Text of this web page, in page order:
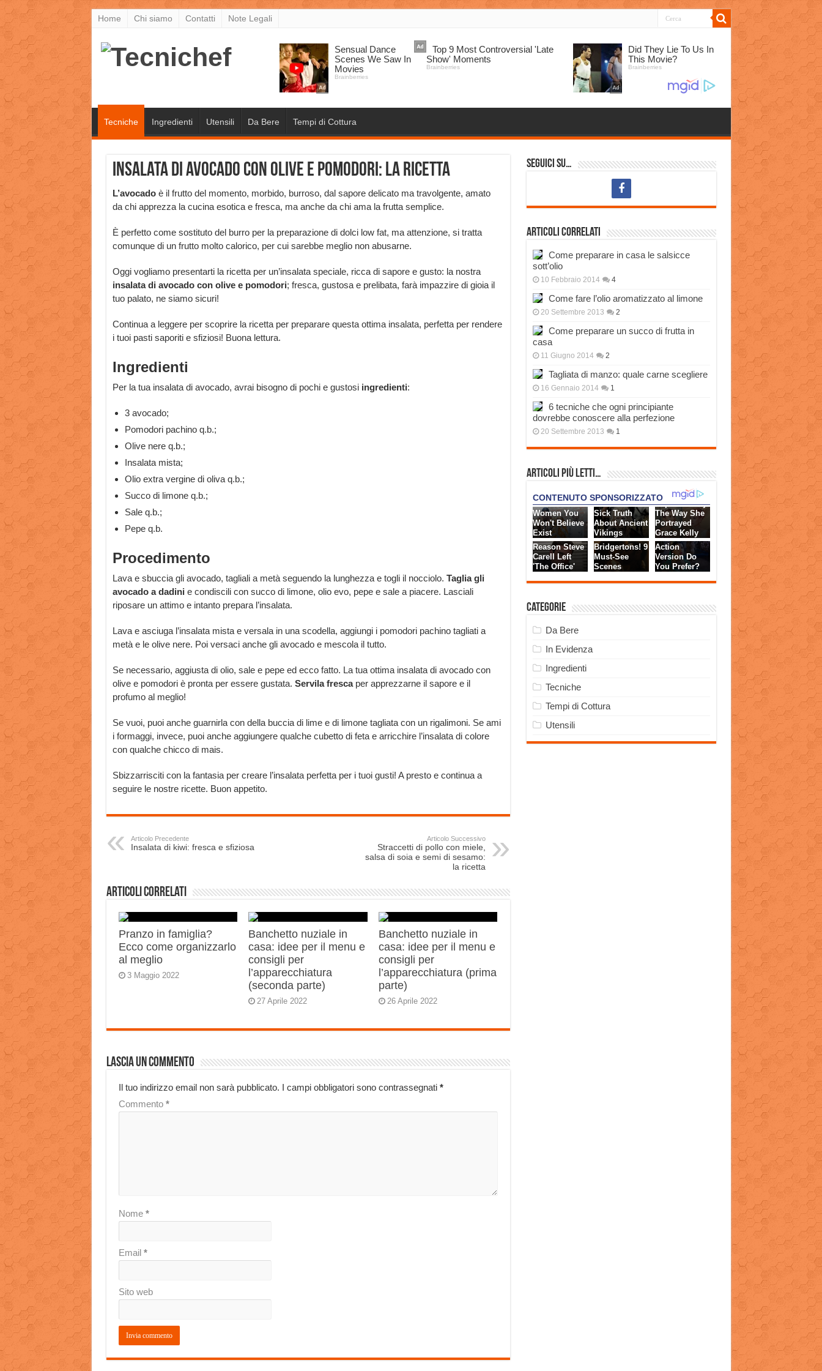
Home Chi siamo Contatti Note Legali
Tecniche Ingredienti Utensili Da Bere Tempi di Cottura
Insalata di avocado con olive e pomodori: la ricetta
L’avocadoè il frutto del momento, morbido, burroso, dal sapore delicato ma travolgente, amato
da chi apprezza la cucina esotica e fresca, ma anche da chi ama la frutta semplice.
È perfetto come sostituto del burro per la preparazione di dolci low fat, ma attenzione, si tratta
comunque di un frutto molto calorico, per cui sarebbe meglio non abusarne.
Oggi vogliamo presentarti la ricetta per un’insalata speciale, ricca di sapore e gusto: la nostra
insalata di avocado con olive e pomodori; fresca, gustosa e prelibata, farà impazzire di gioia il
tuo palato, ne siamo sicuri!
Continua a leggere per scoprire la ricetta per preparare questa ottima insalata, perfetta per rendere
i tuoi pasti saporiti e sfiziosi! Buona lettura.
Ingredienti
Per la tua insalata di avocado, avrai bisogno di pochi e gustosi ingredienti:
3 avocado;
Pomodori pachino q.b.;
Olive nere q.b.;
Insalata mista;
Olio extra vergine di oliva q.b.;
Succo di limone q.b.;
Sale q.b.;
Pepe q.b.
Procedimento
Lava e sbuccia gli avocado, tagliali a metà seguendo la lunghezza e togli il nocciolo. Taglia gli
avocado a dadini e condiscili con succo di limone, olio evo, pepe e sale a piacere. Lasciali
riposare un attimo e intanto prepara l’insalata.
Lava e asciuga l’insalata mista e versala in una scodella, aggiungi i pomodori pachino tagliati a
metà e le olive nere. Poi versaci anche gli avocado e mescola il tutto.
Se necessario, aggiusta di olio, sale e pepe ed ecco fatto. La tua ottima insalata di avocado con
olive e pomodori è pronta per essere gustata. Servila frescaper apprezzarne il sapore e il
profumo al meglio!
Se vuoi, puoi anche guarnirla con della buccia di lime e di limone tagliata con un rigalimoni. Se ami
i formaggi, invece, puoi anche aggiungere qualche cubetto di feta e arricchire l’insalata di colore
con qualche chicco di mais.
Sbizzarrisciti con la fantasia per creare l’insalata perfetta per i tuoi gusti! A presto e continua a
seguire le nostre ricette. Buon appetito.
Articolo Precedente
Insalata di kiwi: fresca e sfiziosa
Articolo Successivo
Straccetti di pollo con miele,
salsa di soia e semi di sesamo:
la ricetta
Articoli correlati
Pranzo in famiglia?
Ecco come organizzarlo
al meglio
3 Maggio 2022
Banchetto nuziale in
casa: idee per il menu e
consigli per
l’apparecchiatura
(seconda parte)
27 Aprile 2022
Banchetto nuziale in
casa: idee per il menu e
consigli per
l’apparecchiatura (prima
parte)
26 Aprile 2022
Lascia un commento
Il tuo indirizzo email non sarà pubblicato. I campi obbligatori sono contrassegnati *
Commento *
Nome *
Email *
Sito web
Seguici su…
Articoli correlati
Come preparare in casa le salsicce
sott’olio
10 Febbraio 2014 4
Come fare l’olio aromatizzato al limone
20 Settembre 2013 2
Come preparare un succo di frutta in
casa
11 Giugno 2014 2
Tagliata di manzo: quale carne scegliere
16 Gennaio 2014 1
6 tecniche che ogni principiante
dovrebbe conoscere alla perfezione
20 Settembre 2013 1
Articoli più Letti…
Categorie
Da Bere
In Evidenza
Ingredienti
Tecniche
Tempi di Cottura
Utensili